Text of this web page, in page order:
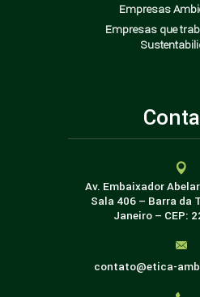
Empresas
Empresas que
Av. Embaixador
Sala 406 – Barra da
Janeiro – CEP:
contato@etica-